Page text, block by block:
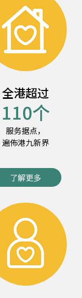
全港超过
110个
服务据点，
遍佈港九新界
了解更多